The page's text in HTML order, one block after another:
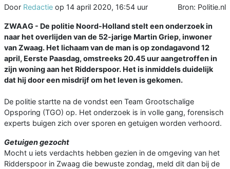
Door Redactie op 14 april 2020, 16:54 uur Bron: Politie.nl
ZWAAG - De politie Noord-Holland stelt een onderzoek in
naar het overlijden van de 52-jarige Martin Griep, inwoner
van Zwaag. Het lichaam van de man is op zondagavond 12
april, Eerste Paasdag, omstreeks 20.45 uur aangetroffen in
zijn woning aan het Ridderspoor. Het is inmiddels duidelijk
dat hij door een misdrijf om het leven is gekomen.
De politie startte na de vondst een Team Grootschalige
Opsporing (TGO) op. Het onderzoek is in volle gang, forensisch
experts buigen zich over sporen en getuigen worden verhoord.
Getuigen gezocht
Mocht u iets verdachts hebben gezien in de omgeving van het
Ridderspoor in Zwaag die bewuste zondag, meld dit dan bij de